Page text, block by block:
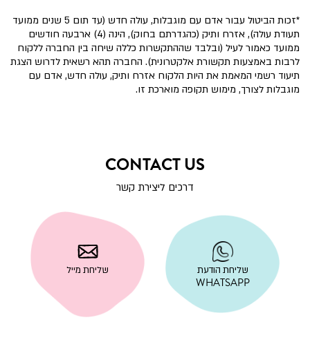
*זכות הביטול עבור אדם עם מוגבלות, עולה חדש (עד תום 5 שנים ממועד
תעודת עולה), אזרח ותיק (כהגדרתם בחוק), הינה (4) ארבעה חודשים
ממועד כאמור לעיל (ובלבד שההתקשרות כללה שיחה בין החברה ללקוח
לרבות באמצעות תקשורת אלקטרונית). החברה תהא רשאית לדרוש הצגת
תיעוד רשמי המאמת את היות הלקוח אזרח ותיק, עולה חדש, אדם עם
מוגבלות לצורך, מימוש תקופה מוארכת זו.
CONTACT US
דרכים ליצירת קשר
|
שליחת
הודעת
whatsapp
contact
שליחת הודעת
WHATSAPP
הודעת
WHATSAPP
שליחת
הודעת
whatsapp
|
contact
us
|
שליחת
מייל
us
שליחת מייל
שליחת
מייל
us
(23)